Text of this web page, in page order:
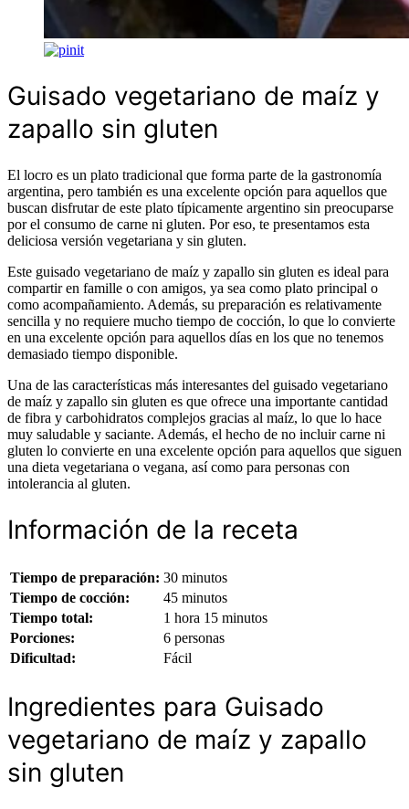
Guisado vegetariano de maíz y
zapallo sin gluten
El locro es un plato tradicional que forma parte de la gastronomía
argentina, pero también es una excelente opción para aquellos que
buscan disfrutar de este plato típicamente argentino sin preocuparse
por el consumo de carne ni gluten. Por eso, te presentamos esta
deliciosa versión vegetariana y sin gluten.
Este guisado vegetariano de maíz y zapallo sin gluten es ideal para
compartir en famille o con amigos, ya sea como plato principal o
como acompañamiento. Además, su preparación es relativamente
sencilla y no requiere mucho tiempo de cocción, lo que lo convierte
en una excelente opción para aquellos días en los que no tenemos
demasiado tiempo disponible.
Una de las características más interesantes del guisado vegetariano
de maíz y zapallo sin gluten es que ofrece una importante cantidad
de fibra y carbohidratos complejos gracias al maíz, lo que lo hace
muy saludable y saciante. Además, el hecho de no incluir carne ni
gluten lo convierte en una excelente opción para aquellos que siguen
una dieta vegetariana o vegana, así como para personas con
intolerancia al gluten.
Información de la receta
Tiempo de preparación: 30 minutos
Tiempo de cocción:
45 minutos
Tiempo total:
1 hora 15 minutos
Porciones:
6 personas
Dificultad:
Fácil
Ingredientes para Guisado
vegetariano de maíz y zapallo
sin gluten